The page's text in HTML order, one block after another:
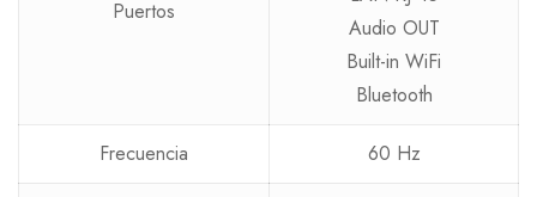
Puertos
Audio OUT
Built-in WiFi
Bluetooth
Frecuencia 60 Hz